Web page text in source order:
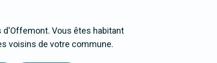
d'Offemont. Vous êtes habitant
voisins de votre commune.